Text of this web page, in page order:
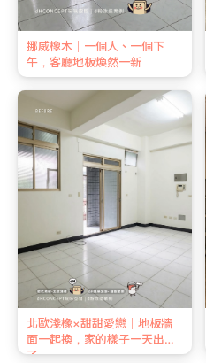
挪威橡木｜一個人、一個下
午，客廳地板煥然一新
北歐淺橡×甜甜愛戀｜地板牆
面一起換，家的樣子一天出來
了